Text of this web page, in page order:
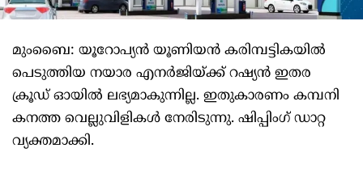
മുംബൈ: യൂറോപ്യന്‍ യൂണിയന്‍ കരിമ്പട്ടികയില്‍
പെടുത്തിയ നയാര എനര്‍ജിയ്ക്ക് റഷ്യന്‍ ഇതര
ക്രൂഡ് ഓയില്‍ ലഭ്യമാകുന്നില്ല. ഇതുകാരണം കമ്പനി
കനത്ത വെല്ലുവിളികള്‍ നേരിടുന്നു. ഷിപ്പിംഗ് ഡാറ്റ
വ്യക്തമാക്കി.